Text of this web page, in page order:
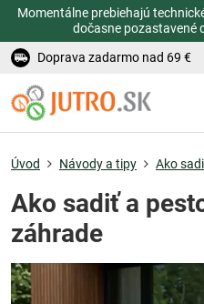
Momentálne prebiehajú
dočasne pozastavené
Doprava zadarmo nad 69 €
Úvod Návody a tipy Ako
Ako sadiť a
záhrade